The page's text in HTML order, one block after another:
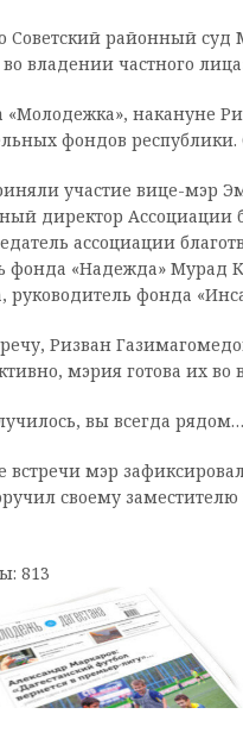
районный суд
владении частного
«Молодежка», накануне
фондов
участие вице-мэр
директор Ассоциации
ассоциации
фонда «Надежда» Мурад
руководитель фонда
Ризван
мэрия готова их
вы всегда
встречи мэр
своему
813